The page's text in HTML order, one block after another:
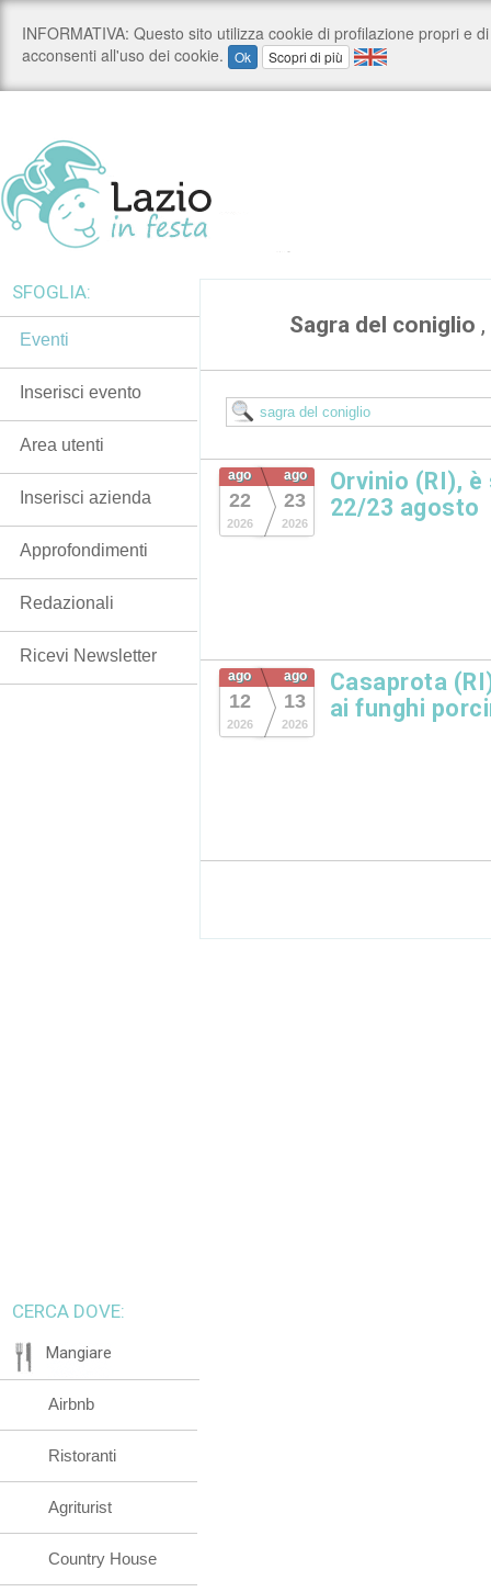
Sagra del coniglio
ago
22
2026
ago
23
2026
Orvinio (RI),
22/23 agosto
ago
12
2026
ago
13
2026
Casaprota
ai funghi
SFOGLIA:
Eventi
Inserisci evento
Area utenti
Inserisci azienda
Approfondimenti
Redazionali
Ricevi Newsletter
CERCA DOVE:
Mangiare
Airbnb
Ristoranti
Agriturist
Country House